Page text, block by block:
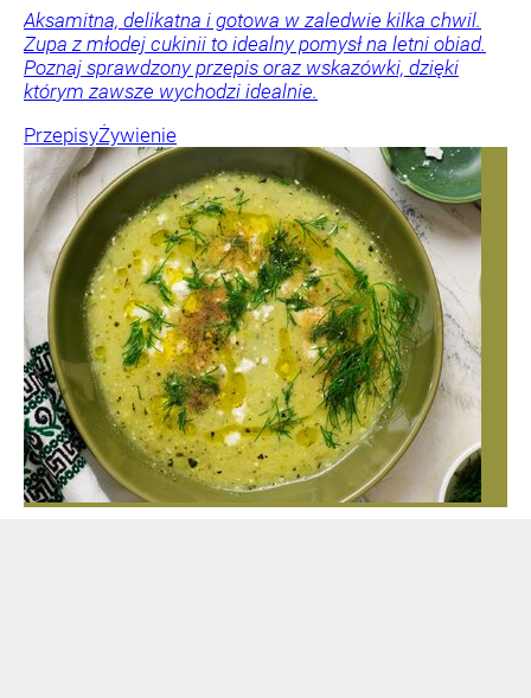
Aksamitna, delikatna i gotowa w zaledwie kilka chwil.
Zupa z młodej cukinii to idealny pomysł na letni obiad.
Poznaj sprawdzony przepis oraz wskazówki, dzięki
którym zawsze wychodzi idealnie.
PrzepisyŻywienie